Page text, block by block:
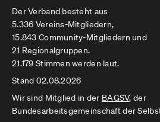
Der Verband besteht aus
5.336 Vereins-Mitgliedern,
15.843 Community-Mitgliedern und
21 Regionalgruppen.
21.179 Stimmen werden laut.
Stand 02.08.2026
Wir sind Mitglied in der BAGSV, der
Bundesarbeitsgemeinschaft der